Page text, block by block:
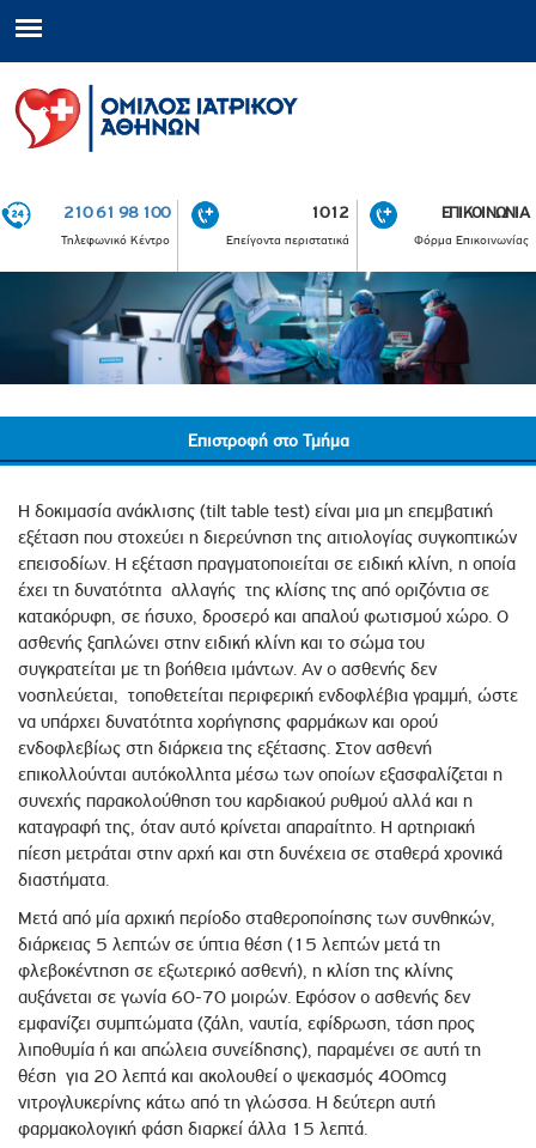
210 61 98 100
Τηλεφωνικό Κέντρο
1012
Επείγοντα περιστατικά
ΕΠΙΚΟΙΝΩΝΙΑ
Φόρμα Επικοινωνίας
Επιστροφή στο Τμήμα
Η δοκιμασία ανάκλισης (tilt table test) είναι μια μη επεμβατική
εξέταση που στοχεύει η διερεύνηση της αιτιολογίας συγκοπτικών
επεισοδίων. Η εξέταση πραγματοποιείται σε ειδική κλίνη, η οποία
έχει τη δυνατότητα αλλαγής της κλίσης της από οριζόντια σε
κατακόρυφη, σε ήσυχο, δροσερό και απαλού φωτισμού χώρο. Ο
ασθενής ξαπλώνει στην ειδική κλίνη και το σώμα του
συγκρατείται με τη βοήθεια ιμάντων. Αν ο ασθενής δεν
νοσηλεύεται, τοποθετείται περιφερική ενδοφλέβια γραμμή, ώστε
να υπάρχει δυνατότητα χορήγησης φαρμάκων και ορού
ενδοφλεβίως στη διάρκεια της εξέτασης. Στον ασθενή
επικολλούνται αυτόκολλητα μέσω των οποίων εξασφαλίζεται η
συνεχής παρακολούθηση του καρδιακού ρυθμού αλλά και η
καταγραφή της, όταν αυτό κρίνεται απαραίτητο. Η αρτηριακή
πίεση μετράται στην αρχή και στη δυνέχεια σε σταθερά χρονικά
διαστήματα.
Μετά από μία αρχική περίοδο σταθεροποίησης των συνθηκών,
διάρκειας 5 λεπτών σε ύπτια θέση (15 λεπτών μετά τη
φλεβοκέντηση σε εξωτερικό ασθενή), η κλίση της κλίνης
αυξάνεται σε γωνία 60-70 μοιρών. Εφόσον ο ασθενής δεν
εμφανίζει συμπτώματα (ζάλη, ναυτία, εφίδρωση, τάση προς
λιποθυμία ή και απώλεια συνείδησης), παραμένει σε αυτή τη
θέση για 20 λεπτά και ακολουθεί ο ψεκασμός 400mcg
νιτρογλυκερίνης κάτω από τη γλώσσα. Η δεύτερη αυτή
φαρμακολογική φάση διαρκεί άλλα 15 λεπτά.